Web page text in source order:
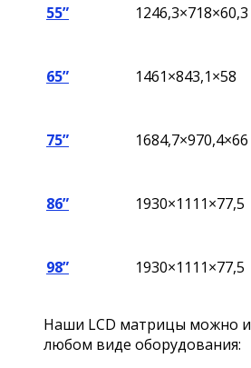
55” 1246,3×718×60,3
65” 1461×843,1×58
75” 1684,7×970,4×66
86” 1930×1111×77,5
98” 1930×1111×77,5
Наши LCD матрицы можно
любом виде оборудования: